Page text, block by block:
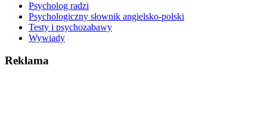
Psycholog radzi
Psychologiczny słownik angielsko-polski
Testy i psychozabawy
Wywiady
Reklama